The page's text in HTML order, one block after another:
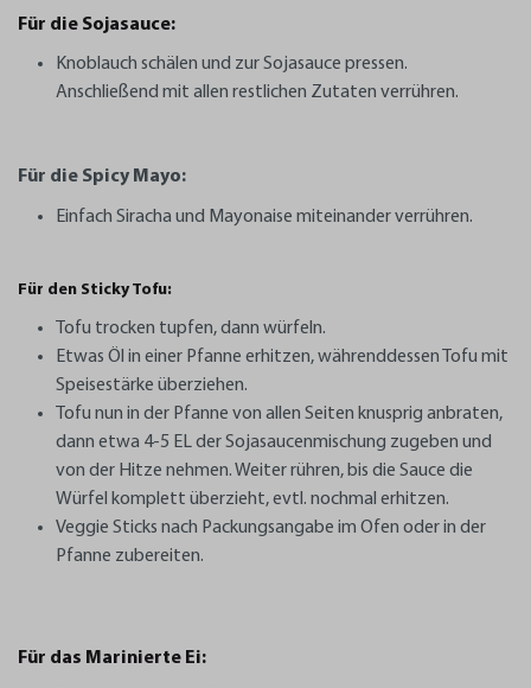
Für die Sojasauce:
Knoblauch schälen und zur Sojasauce pressen.
Anschließend mit allen restlichen Zutaten verrühren.
Für die Spicy Mayo:
Einfach Siracha und Mayonaise miteinander verrühren.
Für den Sticky Tofu:
Tofu trocken tupfen, dann würfeln.
Etwas Öl in einer Pfanne erhitzen, währenddessen Tofu mit
Speisestärke überziehen.
Tofu nun in der Pfanne von allen Seiten knusprig anbraten,
dann etwa 4-5 EL der Sojasaucenmischung zugeben und
von der Hitze nehmen. Weiter rühren, bis die Sauce die
Würfel komplett überzieht, evtl. nochmal erhitzen.
Veggie Sticks nach Packungsangabe im Ofen oder in der
Pfanne zubereiten.
Für das Marinierte Ei: